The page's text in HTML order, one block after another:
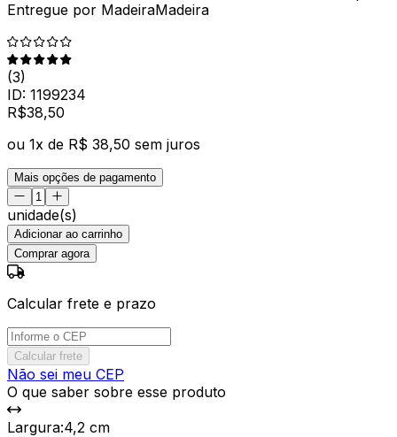
Entregue por MadeiraMadeira
(3)
ID: 1199234
R$38,50
ou 1x de R$ 38,50 sem juros
Mais opções de pagamento
unidade(s)
Adicionar ao carrinho
Comprar agora
Calcular frete e prazo
Calcular frete
Não sei meu CEP
O que saber sobre esse produto
Largura:4,2 cm